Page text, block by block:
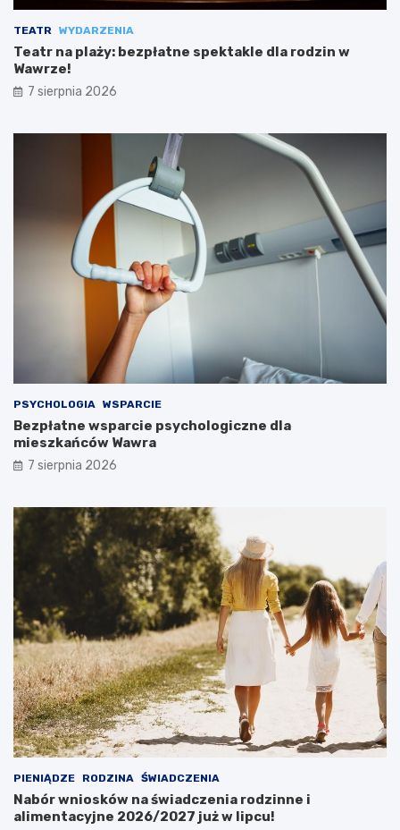
TEATR WYDARZENIA
Teatr na plaży: bezpłatne spektakle dla rodzin w
Wawrze!
7 sierpnia 2026
PSYCHOLOGIA WSPARCIE
Bezpłatne wsparcie psychologiczne dla
mieszkańców Wawra
7 sierpnia 2026
PIENIĄDZE RODZINA ŚWIADCZENIA
Nabór wniosków na świadczenia rodzinne i
alimentacyjne 2026/2027 już w lipcu!